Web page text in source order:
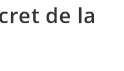
de la